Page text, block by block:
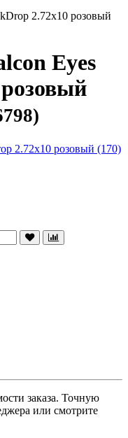
2.72x10 розовый
Eyes
заказа. Точную
или смотрите